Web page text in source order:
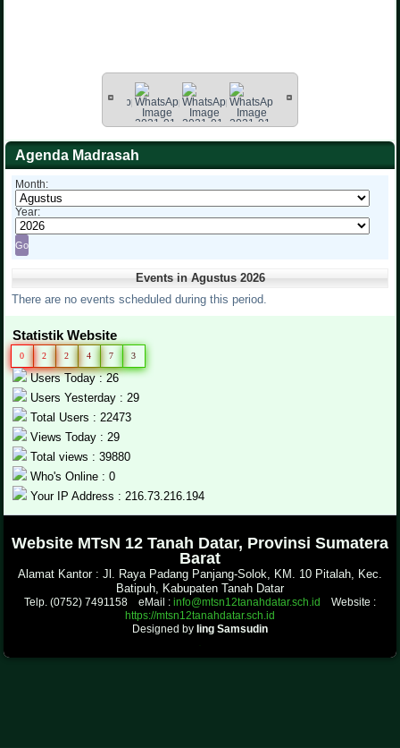
Agenda Madrasah
Month:
Year:
Events in Agustus 2026
There are no events scheduled during this period.
Statistik Website
0 2 2 4 7 3
Users Today : 26
Users Yesterday : 29
Total Users : 22473
Views Today : 29
Total views : 39880
Who's Online : 0
Your IP Address : 216.73.216.194
Website MTsN 12 Tanah Datar, Provinsi Sumatera
Barat
Alamat Kantor : Jl. Raya Padang Panjang-Solok, KM. 10 Pitalah, Kec.
Batipuh, Kabupaten Tanah Datar
Telp. (0752) 7491158 eMail : info@mtsn12tanahdatar.sch.id
Website :
https://mtsn12tanahdatar.sch.id
Designed by Iing Samsudin